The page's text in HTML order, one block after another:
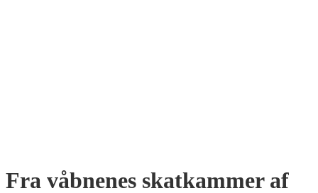
Fra våbnenes skatkammer af